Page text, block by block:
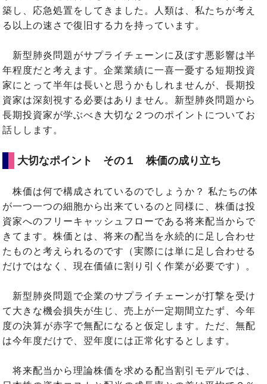
築し、応急処置をしてきました。人類は、私たちが考え
る以上の速さで復旧する力を持っています。
新型肺炎問題がサプライチェーンに及ぼす悪影響は半
年程度だと考えます。企業業績に一喜一憂する短期投資
家にとって半年は長いと思うかもしれませんが、長期投
資家は深刻視する必要はありません。新型肺炎問題から
長期投資家が学ぶべき大切な２つのポイントについてお
話しします。
大切なポイント その１ 株価の成り立ち
株価は何で構成されているのでしょうか？ 私たちの体
が一つ一つの細胞から出来ているのと同様に、株価は投
資家へのフリーキャッシュフローである将来配当からで
きてます。株価とは、将来の配当を永続的に足し合わせ
たものと考えられるのです（実際には単に足し合わせる
だけではなく、現在価値に割り引く作業が必要です）。
新型肺炎問題で企業のサプライチェーンが打撃を受け
て大きな機会損失が生じ、売上が一定期間立たず、今年
度の決算が赤字で無配になると仮定します。ただ、無配
は今年度だけで、翌年度には正常化するとします。
将来配当から理論株価を求める配当割引モデルでは、